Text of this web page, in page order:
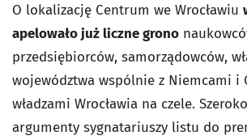
O lokalizację Centrum we Wrocławiu
apelowało już liczne grono
przedsiębiorców, samorządowców,
województwa wspólnie z Niemcami i
władzami Wrocławia na czele.
argumenty sygnatariuszy listu do